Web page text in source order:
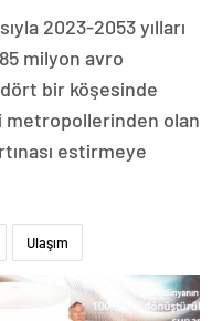
2023-2053 yılları
milyon avro
dört bir köşesinde
metropollerinden olan
estirmeye
Ulaşım